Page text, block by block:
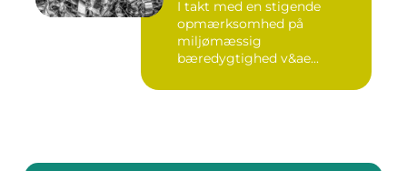
I takt med en stigende
opmærksomhed på
miljømæssig
bæredygtighed v&ae...